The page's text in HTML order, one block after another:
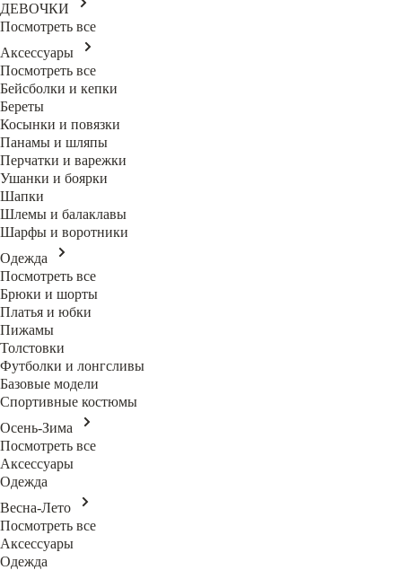
ДЕВОЧКИ
Посмотреть все
Аксессуары
Посмотреть все
Бейсболки и кепки
Береты
Косынки и повязки
Панамы и шляпы
Перчатки и варежки
Ушанки и боярки
Шапки
Шлемы и балаклавы
Шарфы и воротники
Одежда
Посмотреть все
Брюки и шорты
Платья и юбки
Пижамы
Толстовки
Футболки и лонгсливы
Базовые модели
Спортивные костюмы
Осень-Зима
Посмотреть все
Аксессуары
Одежда
Весна-Лето
Посмотреть все
Аксессуары
Одежда